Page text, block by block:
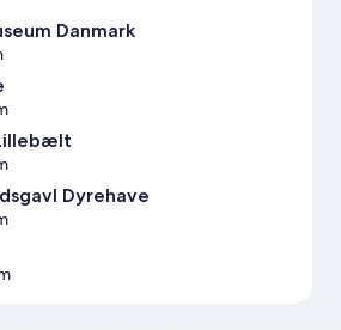
Danmark
Dyrehave